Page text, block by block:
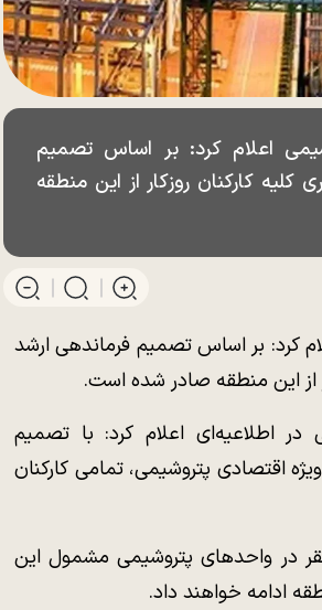
اعلام کرد: بر اساس تصمیم
کارکنان روزکار از این منطقه
کرد: بر اساس تصمیم فرماندهی ارشد
از این منطقه صادر شده است.
اطلاعیه‌ای اعلام کرد: با تصمیم
اقتصادی پتروشیمی، تمامی کارکنان
در واحد‌های پتروشیمی مشمول این
ادامه خواهند داد.